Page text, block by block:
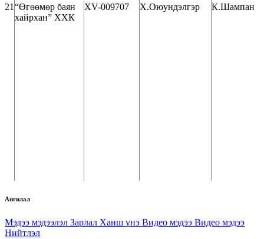
21“Өгөөмөр баян
хайрхан” ХХК
ХV-009707 Х.Оюундэлгэр К.Шампан
Ангилал
Мэдээ мэдээлэл Зарлал Ханш үнэ Видео мэдээ Видео мэдээ
Нийтлэл